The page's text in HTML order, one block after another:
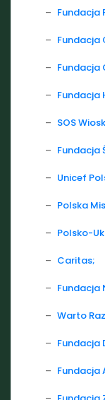
– Fundacja
– Fundacja
– Fundacja
– Fundacja
– SOS
– Fundacja
– Unicef
– Polska
– Polsko-
– Caritas;
– Fundacja
– Warto
– Fundacja
– Fundacja